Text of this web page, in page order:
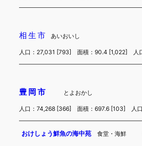
相生市 あいおいし
人口：27,031 [793] 面積：90.4 [1,022] 人
豊岡市 とよおかし
人口：74,268 [366] 面積：697.6 [103] 人口
おけしょう鮮魚の海中苑 食堂・海鮮